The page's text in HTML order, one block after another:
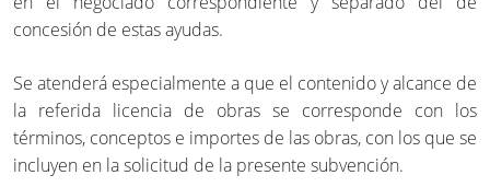
concesión de estas ayudas.
Se atenderá especialmente a que el contenido y alcance de
la referida licencia de obras se corresponde con los
términos, conceptos e importes de las obras, con los que se
incluyen en la solicitud de la presente subvención.